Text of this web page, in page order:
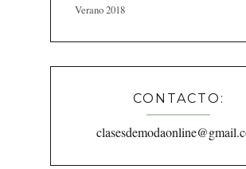
Verano 2018
CONTACTO: